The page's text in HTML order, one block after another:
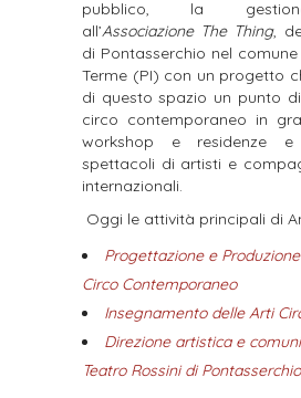
pubblico, la
all’Associazione The Thing,
di Pontasserchio nel comune
Terme (PI) con un progetto
di questo spazio un punto
circo contemporaneo in
workshop e residenze e
spettacoli di artisti e
internazionali.
Oggi le attività principali di
Progettazione e
Circo Contemporaneo
Insegnamento delle Arti
Direzione artistica e
Teatro Rossini di Pontasserchio